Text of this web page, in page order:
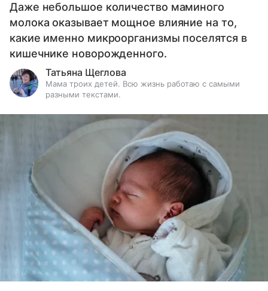
Даже небольшое количество маминого
молока оказывает мощное влияние на то,
какие именно микроорганизмы поселятся в
кишечнике новорожденного.
Татьяна Щеглова
Мама троих детей. Всю жизнь работаю с самыми
разными текстами.